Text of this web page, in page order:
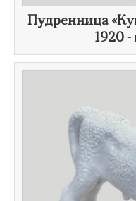
Пудренница
1920 -